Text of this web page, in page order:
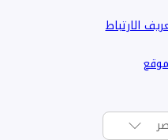
الارتباط